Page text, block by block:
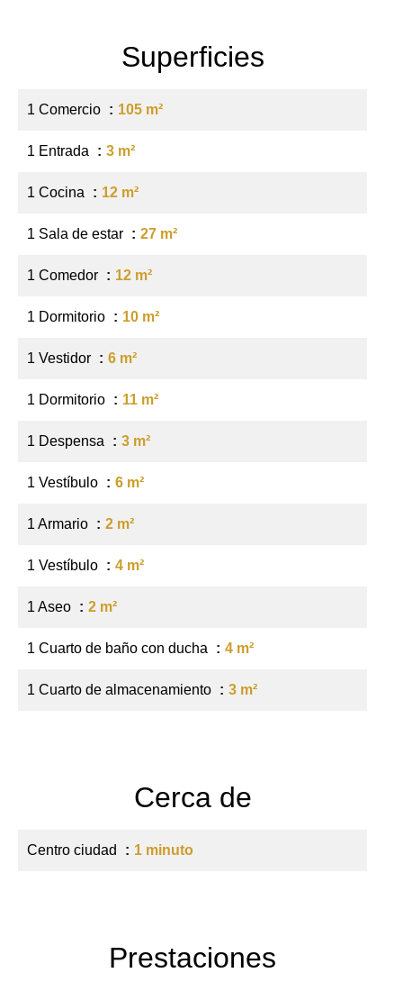
Superficies
1 Comercio 105 m²
1 Entrada 3 m²
1 Cocina 12 m²
1 Sala de estar 27 m²
1 Comedor 12 m²
1 Dormitorio 10 m²
1 Vestidor 6 m²
1 Dormitorio 11 m²
1 Despensa 3 m²
1 Vestíbulo 6 m²
1 Armario 2 m²
1 Vestíbulo 4 m²
1 Aseo 2 m²
1 Cuarto de baño con ducha 4 m²
1 Cuarto de almacenamiento 3 m²
Cerca de
Centro ciudad 1 minuto
Prestaciones